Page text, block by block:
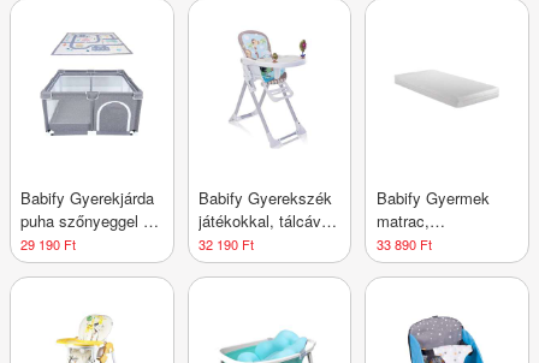
Babify Gyerekjárda
puha szőnyeggel és
csúszásgátló
járókával, beltéri és
is alkalmas,
dőlésálló és
könnyen
29 190 Ft
Babify Gyerekszék
játékokkal, tálcával
és állítható
lábtartóval (max.
32 190 Ft
Babify Gyermek
matrac,
viszkoelasztikus,
huzattal, 120 x 60
33 890 Ft